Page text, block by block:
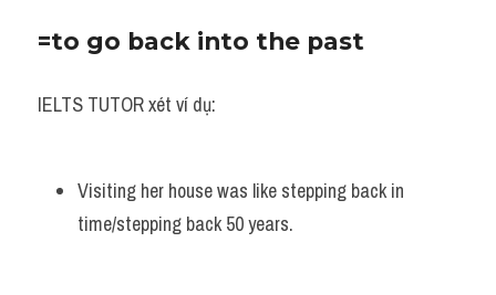
Speaking
Writing
Vocabulary
=to go back into the past
IELTS TUTOR xét ví dụ:
Visiting her house was like stepping back in
time/stepping back 50 years.